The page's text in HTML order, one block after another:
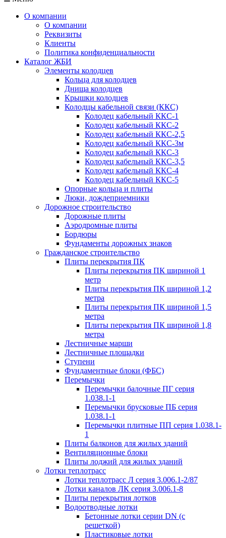
О компании
О компании
Реквизиты
Клиенты
Политика конфиденциальности
Каталог ЖБИ
Элементы колодцев
Кольца для колодцев
Днища колодцев
Крышки колодцев
Колодцы кабельной связи (ККС)
Колодец кабельный ККС-1
Колодец кабельный ККС-2
Колодец кабельный ККС-2,5
Колодец кабельный ККС-3м
Колодец кабельный ККС-3
Колодец кабельный ККС-3,5
Колодец кабельный ККС-4
Колодец кабельный ККС-5
Опорные кольца и плиты
Люки, дождеприемники
Дорожное строительство
Дорожные плиты
Аэродромные плиты
Бордюры
Фундаменты дорожных знаков
Гражданское строительство
Плиты перекрытия ПК
Плиты перекрытия ПК шириной 1
метр
Плиты перекрытия ПК шириной 1,2
метра
Плиты перекрытия ПК шириной 1,5
метра
Плиты перекрытия ПК шириной 1,8
метра
Лестничные марши
Лестничные площадки
Ступени
Фундаментные блоки (ФБС)
Перемычки
Перемычки балочные ПГ серия
1.038.1-1
Перемычки брусковые ПБ серия
1.038.1-1
Перемычки плитные ПП серия 1.038.1-
1
Плиты балконов для жилых зданий
Вентиляционные блоки
Плиты лоджий для жилых зданий
Лотки теплотрасс
Лотки теплотрасс Л серия 3.006.1-2/87
Лотки каналов ЛК серия 3.006.1-8
Плиты перекрытия лотков
Водоотводные лотки
Бетонные лотки серии DN (с
решеткой)
Пластиковые лотки